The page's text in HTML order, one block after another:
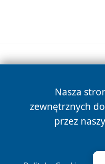
Nasza
zewnętrznych
przez